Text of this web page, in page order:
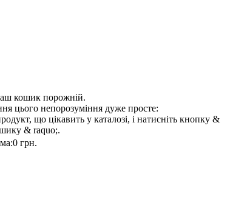
кошик порожній.
цього непорозуміння дуже просте:
що цікавить у каталозі, і натисніть кнопку &
& raquo;.
0 грн.